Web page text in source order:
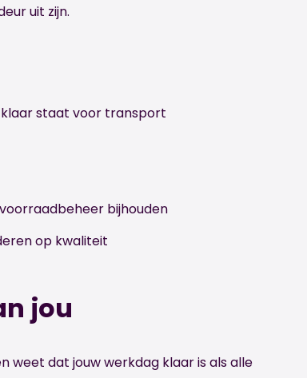
uit zijn.
staat voor transport
bijhouden
op kwaliteit
jou
weet dat jouw werkdag klaar is als alle